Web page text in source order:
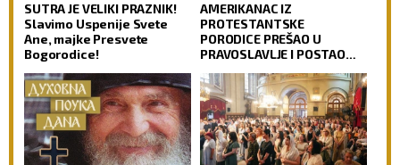
SUTRA JE VELIKI PRAZNIK!
Slavimo Uspenije Svete
Ane, majke Presvete
Bogorodice!
AMERIKANAC IZ
PROTESTANTSKE
PORODICE PREŠAO U
PRAVOSLAVLJE I POSTAO
najuglednijih teologa
današnjice govori o svom
putu preobraćenja